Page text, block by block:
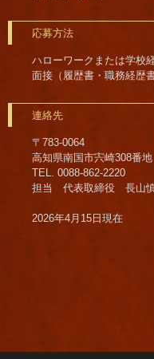
応募方法
ハローワークまたは学校
面接（履歴書・職務経歴書
連絡先
〒783-0064
高知県南国市宍崎308番地
TEL. 0088-862-2220
担当 代表取締役 長山
2026年4月15日現在